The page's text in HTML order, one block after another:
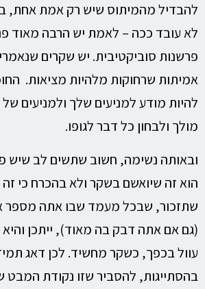
להבדיל מהמיתוס שיש רק אמת אחת,
לא עובד ככה – לאמת יש הרבה מאוד
פרשנות סוביקטיבית. יש שקרים
אמיתות שרחוקות מלהיות מציאות.
להיות מודע למניעים שלך ולמניעים
מולך ולבחון כל דבר לגופו.
ובאותה נשימה, חשוב שתשים לב שיש
הוא זה שיואשם בשקר ולא בהכרח כי זה
שתזכור, שבכל מעמד שבו אתה מספר
(גם אם אתה דבק בה מאוד), ייתכן
עוול בכפך, כשקר מחשיד. לכן דאג
בהסתייגות, להסביר שזו נקודת המבט